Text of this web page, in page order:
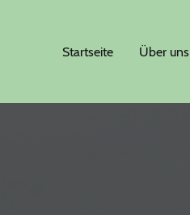
Startseite Über uns